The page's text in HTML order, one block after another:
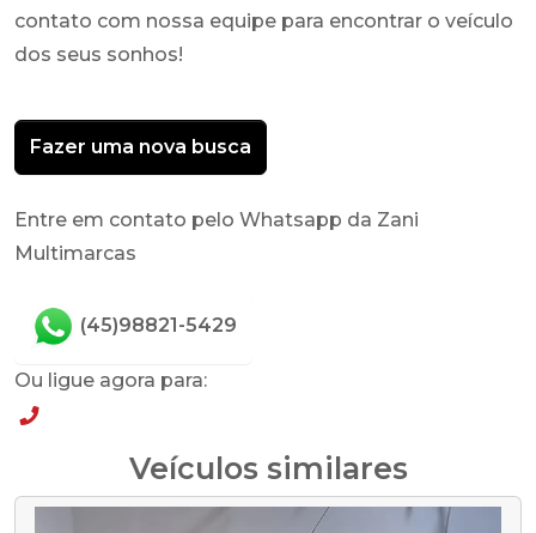
contato com nossa equipe para encontrar o veículo
dos seus sonhos!
Fazer uma nova busca
Entre em contato pelo Whatsapp da Zani
Multimarcas
(45)98821-5429
Ou ligue agora para:
Veículos similares